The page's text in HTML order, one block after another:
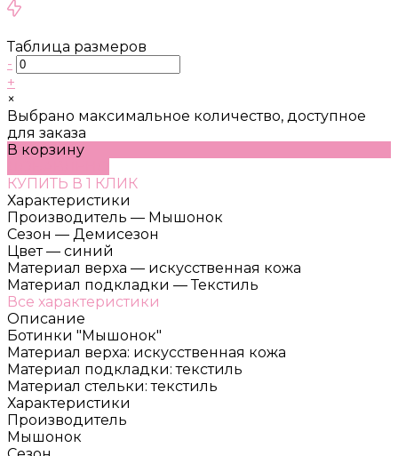
Таблица размеров
-
+
×
Выбрано максимальное количество, доступное
для заказа
В корзину
КУПИТЬ В 1 КЛИК
Характеристики
Производитель — Мышонок
Сезон — Демисезон
Цвет — синий
Материал верха — искусственная кожа
Материал подкладки — Текстиль
Все характеристики
Описание
Ботинки "Мышонок"
Материал верха: искусственная кожа
Материал подкладки: текстиль
Материал стельки: текстиль
Характеристики
Производитель
Мышонок